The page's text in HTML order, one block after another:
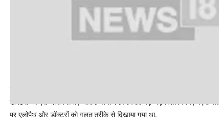
डॉक्टरों पर ऐसे आरोप लगाए जाते हैं मानो वे हत्यारे हों. बड़े-बड़े विज्ञापन दिए गए हैं’
पर एलोपैथ और डॉक्टरों को गलत तरीके से दिखाया गया था.